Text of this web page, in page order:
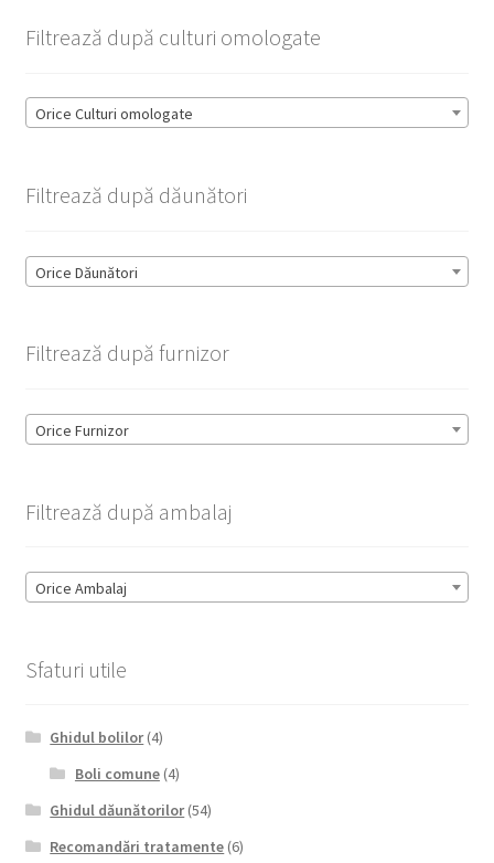
Filtrează după culturi omologate
Orice Culturi omologate
Filtrează după dăunători
Orice Dăunători
Filtrează după furnizor
Orice Furnizor
Filtrează după ambalaj
Orice Ambalaj
Sfaturi utile
Ghidul bolilor(4)
Boli comune(4)
Ghidul dăunătorilor(54)
Recomandări tratamente (6)